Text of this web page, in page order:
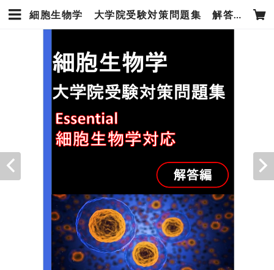
細胞生物学 大学院受験対策問題集 解答編 | OpenLabネットショップ